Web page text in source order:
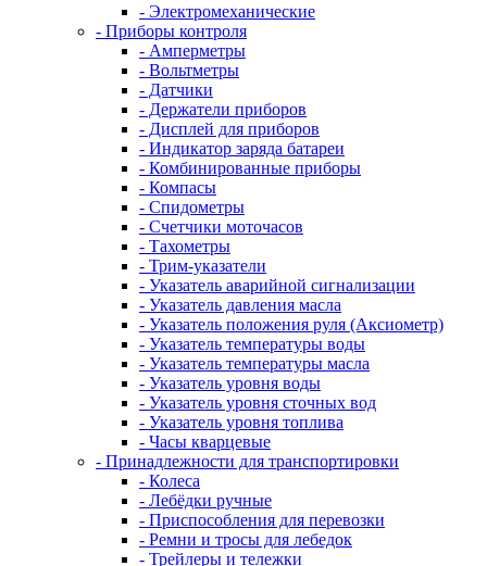
- Электромеханические
- Приборы контроля
- Амперметры
- Вольтметры
- Датчики
- Держатели приборов
- Дисплей для приборов
- Индикатор заряда батареи
- Комбинированные приборы
- Компасы
- Спидометры
- Счетчики моточасов
- Тахометры
- Трим-указатели
- Указатель аварийной сигнализации
- Указатель давления масла
- Указатель положения руля (Аксиометр)
- Указатель температуры воды
- Указатель температуры масла
- Указатель уровня воды
- Указатель уровня сточных вод
- Указатель уровня топлива
- Часы кварцевые
- Принадлежности для транспортировки
- Колеса
- Лебёдки ручные
- Приспособления для перевозки
- Ремни и тросы для лебедок
- Трейлеры и тележки